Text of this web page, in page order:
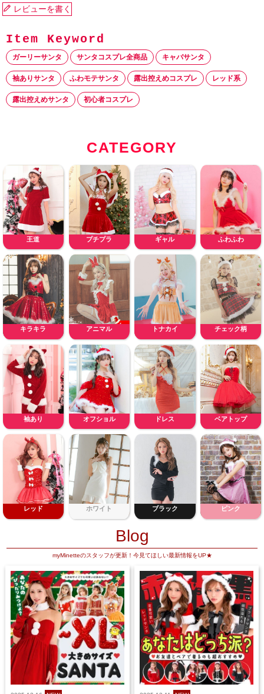
レビューを書く
ガーリーサンタ サンタコスプレ全商品 キャバサンタ
袖ありサンタ ふわモテサンタ 露出控えめコスプレ レッド系
露出控えめサンタ 初心者コスプレ
CATEGORY
王道 プチプラ ギャル ふわふわ
キラキラ アニマル トナカイ チェック柄
袖あり オフショル ドレス ベアトップ
レッド ホワイト ブラック ピンク
Blog
myMinetteのスタッフが更新！今見てほしい最新情報をUP★